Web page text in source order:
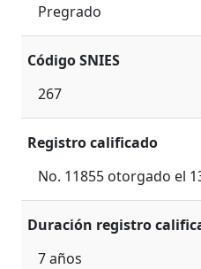
Pregrado
Código SNIES
267
Registro calificado
No. 11855 otorgado el
Duración registro
7 años